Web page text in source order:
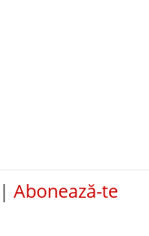
| Abonează-te